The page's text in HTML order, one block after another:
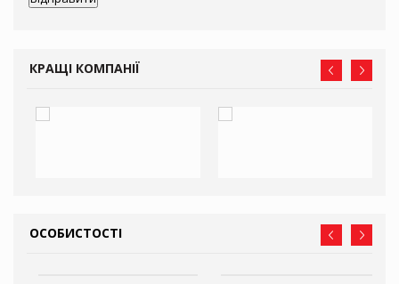
КРАЩІ КОМПАНІЇ
ОСОБИСТОСТІ